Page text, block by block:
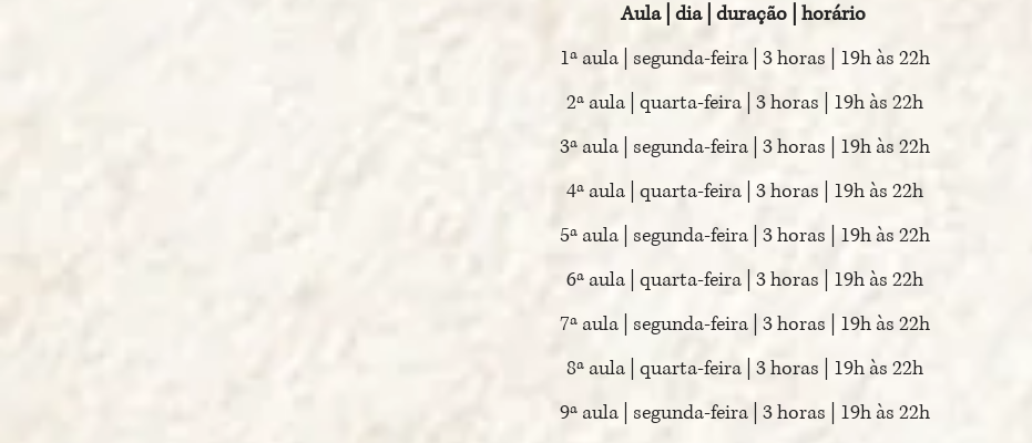
Aula | dia | duração | horário
1ª aula | segunda-feira | 3 horas | 19h às 22h
2ª aula | quarta-feira | 3 horas | 19h às 22h
3ª aula | segunda-feira | 3 horas | 19h às 22h
4ª aula | quarta-feira | 3 horas | 19h às 22h
5ª aula | segunda-feira | 3 horas | 19h às 22h
6ª aula | quarta-feira | 3 horas | 19h às 22h
7ª aula | segunda-feira | 3 horas | 19h às 22h
8ª aula | quarta-feira | 3 horas | 19h às 22h
9ª aula | segunda-feira | 3 horas | 19h às 22h